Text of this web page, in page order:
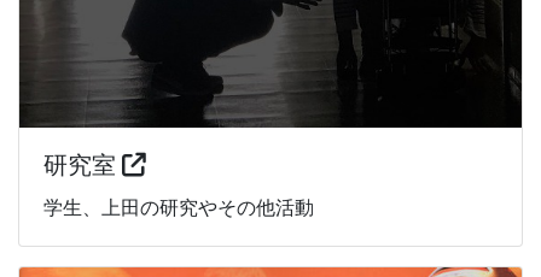
研究室
学生、上田の研究やその他活動